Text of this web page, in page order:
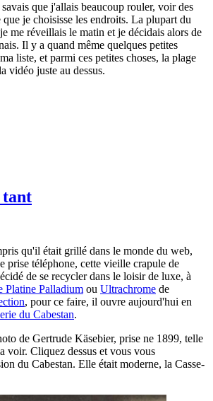
que j'allais beaucoup rouler, voir des
je choisisse les endroits. La plupart du
me réveillais le matin et je décidais alors de
Il y a quand même quelques petites
liste, et parmi ces petites choses, la plage
vidéo juste au dessus.
tant
qu'il était grillé dans le monde du web,
prise téléphone, cette vieille crapule de
de se recycler dans le loisir de luxe, à
Platine Palladium ou Ultrachrome de
, pour ce faire, il ouvre aujourd'hui en
du Cabestan.
de Gertrude Käsebier, prise ne 1899, telle
voir. Cliquez dessus et vous vous
du Cabestan. Elle était moderne, la Casse-